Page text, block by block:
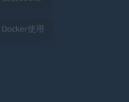
Docker使用